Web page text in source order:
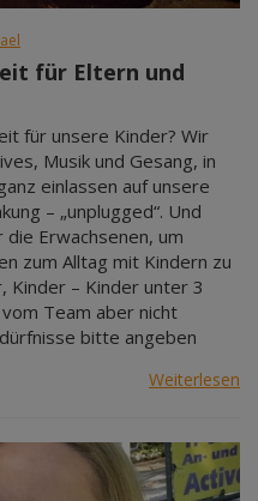
für Eltern und
für unsere Kinder? Wir
Musik und Gesang, in
einlassen auf unsere
– „unplugged“. Und
Erwachsenen, um
zum Alltag mit Kindern zu
Kinder – Kinder unter 3
vom Team aber nicht
bitte angeben
Weiterlesen